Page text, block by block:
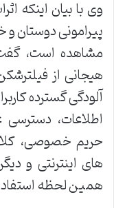
وی با بیان اینکه
پیرامونی دوستان
مشاهده است،
هیجانی از
آلودگی گسترده
اطلاعات، دسترسی
حریم خصوصی،
های اینترنتی و
همین لحظه استفاده